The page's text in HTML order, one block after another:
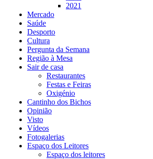
2021
Mercado
Saúde
Desporto
Cultura
Pergunta da Semana
Região à Mesa
Sair de casa
Restaurantes
Festas e Feiras
Oxigénio
Cantinho dos Bichos
Opinião
Visto
Vídeos
Fotogalerias
Espaço dos Leitores
Espaço dos leitores